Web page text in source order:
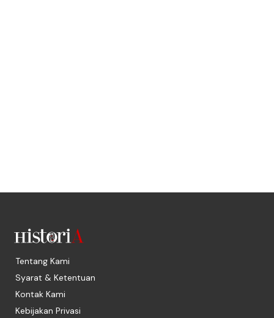
Tentang Kami
Syarat & Ketentuan
Kontak Kami
Kebijakan Privasi